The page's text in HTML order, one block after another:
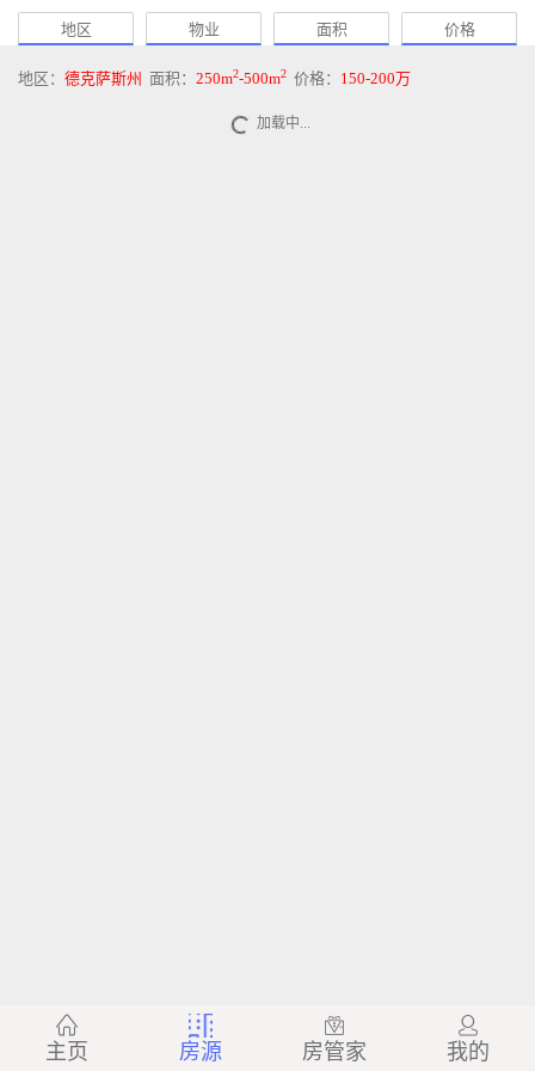
地区 物业 面积 价格
地区： 德克萨斯州 面积： 250m2-500m2 价格： 150-200万
加载中...
主页 房源 房管家 我的